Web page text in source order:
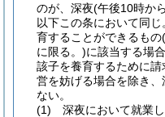
のが、深夜(午後10時か
以下この条において同じ
育することができるもの(
に限る。)に該当する場
該子を養育するために
営を妨げる場合を除き
ない。
(1)
深夜において就業